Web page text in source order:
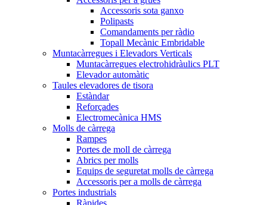
Accessoris sota ganxo
Polipasts
Comandaments per ràdio
Topall Mecànic Embridable
Muntacàrregues i Elevadors Verticals
Muntacàrregues electrohidràulics PLT
Elevador automàtic
Taules elevadores de tisora
Estàndar
Reforçades
Electromecànica HMS
Molls de càrrega
Rampes
Portes de moll de càrrega
Abrics per molls
Equips de seguretat molls de càrrega
Accessoris per a molls de càrrega
Portes industrials
Ràpides